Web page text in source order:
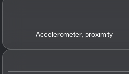
Accelerometer, proximity